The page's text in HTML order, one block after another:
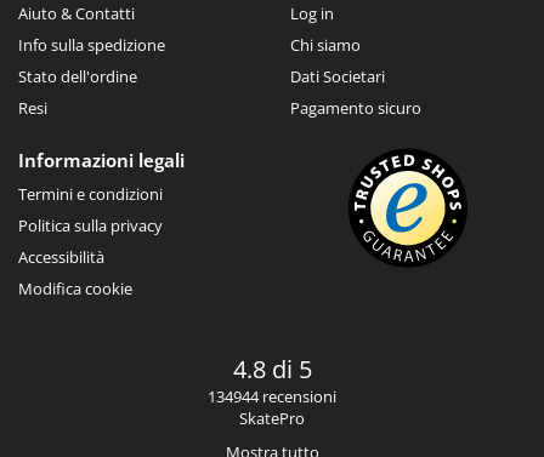
Aiuto & Contatti
Info sulla spedizione
Stato dell'ordine
Resi
Log in
Chi siamo
Dati Societari
Pagamento sicuro
Informazioni legali
Termini e condizioni
Politica sulla privacy
Accessibilità
Modifica cookie
4.8 di 5
134944 recensioni
SkatePro
Mostra tutto